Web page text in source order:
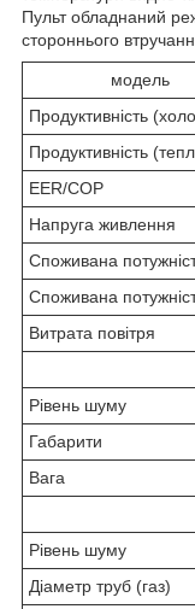
Пульт обладнаний
стороннього
модель
Продуктивність
Продуктивність
EER/COP
Напруга живлення
Споживана
Споживана
Витрата повітря
Рівень шуму
Габарити
Вага
Рівень шуму
Діаметр труб (газ)